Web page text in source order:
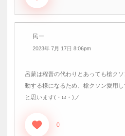
民ー
2023年 7月 17日 8:06pm
呂蒙は程普の代わりとあっても槍ク
動する様になるため、槍クソン愛用
と思います(・ω・)ノ
0